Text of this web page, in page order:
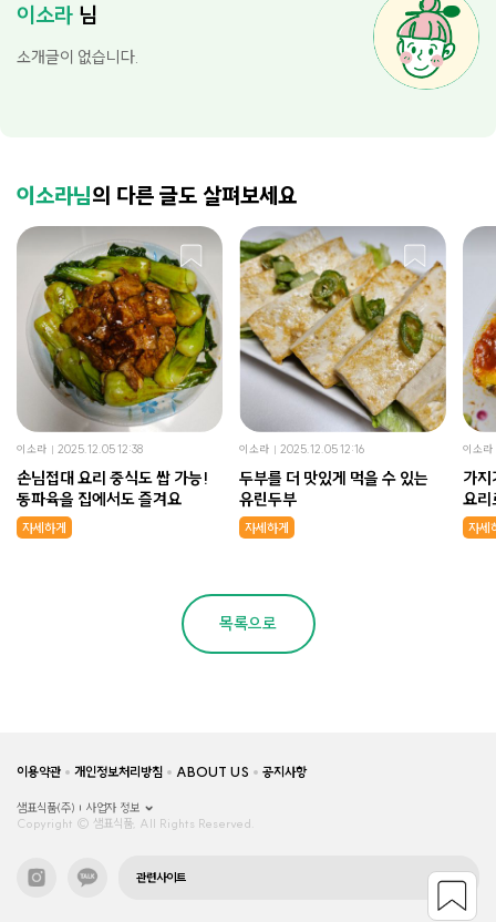
이소라 님
소개글이 없습니다.
이소라님의 다른 글도 살펴보세요
이소라 2025.12.05 12:38
손님접대 요리 중식도 쌉 가능!
동파육을 집에서도 즐겨요
자세하게
이소라 2025.12.05 12:16
두부를 더 맛있게 먹을 수 있는
유린두부
자세하게
이소라
가
요리
니!
자세
목록으로
이용약관 개인정보처리방침 ABOUT US 공지사항
샘표식품(주)
사업자 정보
Copyright © 샘표식품, All Rights Reserved.
관련사이트